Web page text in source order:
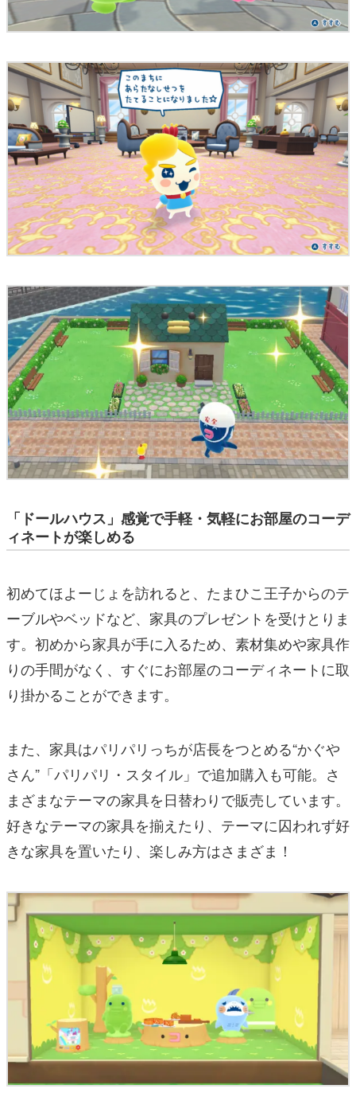
「ドールハウス」感覚で手軽・気軽にお部屋のコーデ
ィネートが楽しめる
初めてほよーじょを訪れると、たまひこ王子からのテ
ーブルやベッドなど、家具のプレゼントを受けとりま
す。初めから家具が手に入るため、素材集めや家具作
りの手間がなく、すぐにお部屋のコーディネートに取
り掛かることができます。
また、家具はパリパリっちが店長をつとめる“かぐや
さん”「パリパリ・スタイル」で追加購入も可能。さ
まざまなテーマの家具を日替わりで販売しています。
好きなテーマの家具を揃えたり、テーマに囚われず好
きな家具を置いたり、楽しみ方はさまざま！